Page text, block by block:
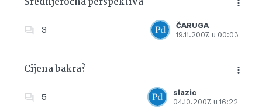
3
ČARUGA
19.11.2007. u 00:03
Dodajte u favorite
Cijena bakra?
5
slazic
04.10.2007. u 16:22
Dodajte u favorite